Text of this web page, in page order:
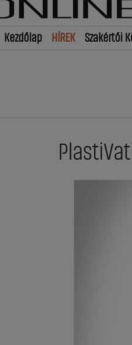
Kezdőlap HÍREK Szakértői